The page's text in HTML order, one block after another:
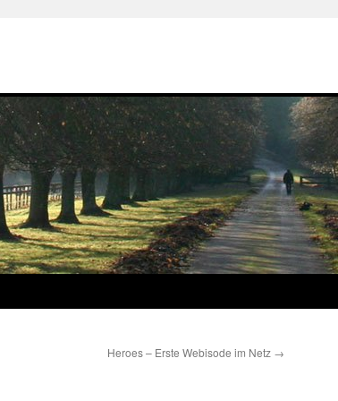
Heroes – Erste Webisode im Netz →